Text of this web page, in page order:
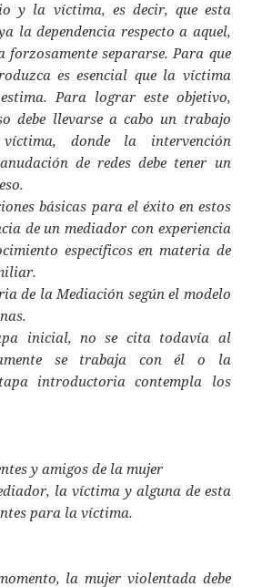
y la víctima, es decir, que esta
la dependencia respecto a aquel,
forzosamente separarse. Para que
es esencial que la víctima
Para lograr este objetivo,
debe llevarse a cabo un trabajo
donde la intervención
de redes debe tener un
básicas para el éxito en estos
de un mediador con experiencia
específicos en materia de
de la Mediación según el modelo
inicial, no se cita todavía al
se trabaja con él o la
introductoria contempla los
y amigos de la mujer
la víctima y alguna de esta
para la víctima.
la mujer violentada debe